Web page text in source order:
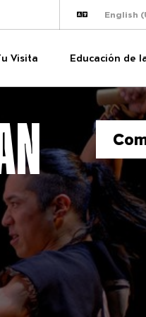
TraducirEnglish
Visita Educación de